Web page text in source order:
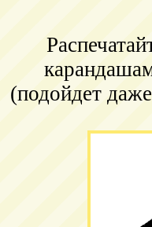
(подойдет